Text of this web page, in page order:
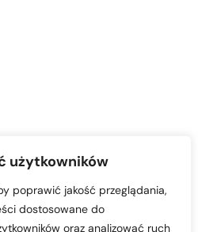
użytkowników
poprawić jakość przeglądania,
dostosowane do
oraz analizować ruch